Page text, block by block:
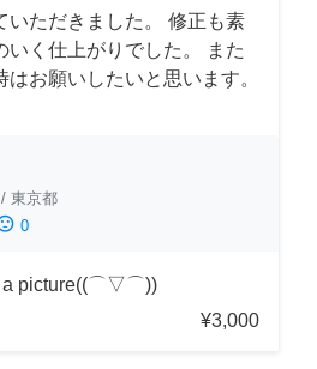
いただきました。 修正も素
いく仕上がりでした。 また
お願いしたいと思います。
/ 東京都
0
a picture((⌒▽⌒))
¥3,000